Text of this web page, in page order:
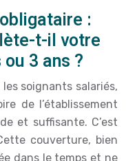
:
t-il votre
3 ans ?
soignants salariés,
de l’établissement
et suffisante. C’est
couverture, bien
dans le temps et ne